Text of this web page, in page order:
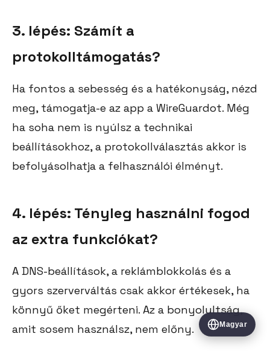
3. lépés: Számít a
protokolltámogatás?
Ha fontos a sebesség és a hatékonyság, nézd
meg, támogatja-e az app a WireGuardot. Még
ha soha nem is nyúlsz a technikai
beállításokhoz, a protokollválasztás akkor is
befolyásolhatja a felhasználói élményt.
4. lépés: Tényleg használni fogod
az extra funkciókat?
A DNS-beállítások, a reklámblokkolás és a
gyors szerverváltás csak akkor értékesek, ha
könnyű őket megérteni. Az a bonyolultság,
amit sosem használsz, nem előny.
Magyar